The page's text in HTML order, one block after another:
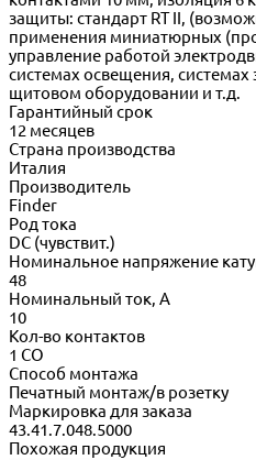
защиты: стандарт RT II,
применения миниатюрных
управление работой
системах освещения,
щитовом оборудовании и т.д.
Гарантийный срок
12 месяцев
Страна производства
Италия
Производитель
Finder
Род тока
DC (чувствит.)
Номинальное напряжение
48
Номинальный ток, А
10
Кол-во контактов
1 CO
Способ монтажа
Печатный монтаж/в розетку
Маркировка для заказа
43.41.7.048.5000
Похожая продукция